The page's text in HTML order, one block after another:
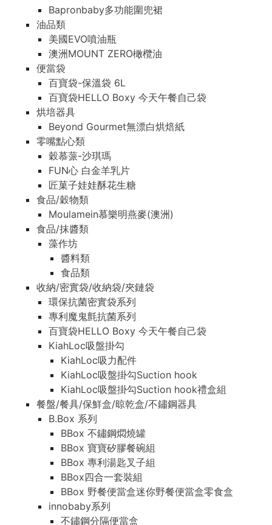
Bapronbaby多功能圍兜裙
油品類
美國EVO噴油瓶
澳洲MOUNT ZERO橄欖油
便當袋
百寶袋-保溫袋 6L
百寶袋HELLO Boxy 今天午餐自己袋
烘培器具
Beyond Gourmet無漂白烘焙紙
零嘴點心類
穀慕蒎-沙琪瑪
FUN心 白金羊乳片
匠菓子娃娃酥花生糖
食品/穀物類
Moulamein慕樂明燕麥(澳洲)
食品/抹醬類
藻作坊
醬料類
食品類
收納/密實袋/收納袋/夾鏈袋
環保抗菌密實袋系列
專利魔鬼氈抗菌系列
百寶袋HELLO Boxy 今天午餐自己袋
KiahLoc吸盤掛勾
KiahLoc吸力配件
KiahLoc吸盤掛勾Suction hook
KiahLoc吸盤掛勾Suction hook禮盒組
餐盤/餐具/保鮮盒/晾乾盒/不鏽鋼器具
B.Box 系列
BBox 不鏽鋼燜燒罐
BBox 寶寶矽膠餐碗組
BBox 專利湯匙叉子組
BBox四合一套裝組
BBox 野餐便當盒迷你野餐便當盒零食盒
innobaby系列
不鏽鋼分隔便當盒